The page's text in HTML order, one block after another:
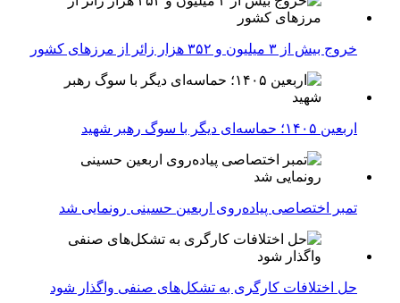
خروج بیش از ۳ میلیون و ۳۵۲ هزار زائر از مرزهای کشور
اربعین ۱۴۰۵؛ حماسه‌ای دیگر با سوگ رهبر شهید
تمبر اختصاصی پیاده‌روی اربعین حسینی رونمایی شد
حل اختلافات کارگری به تشکل‌های صنفی واگذار شود